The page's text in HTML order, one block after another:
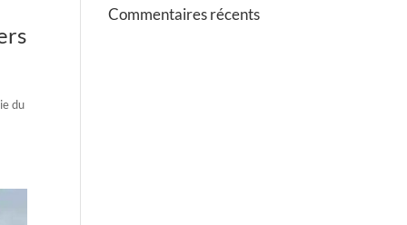
du
Commentaires récents